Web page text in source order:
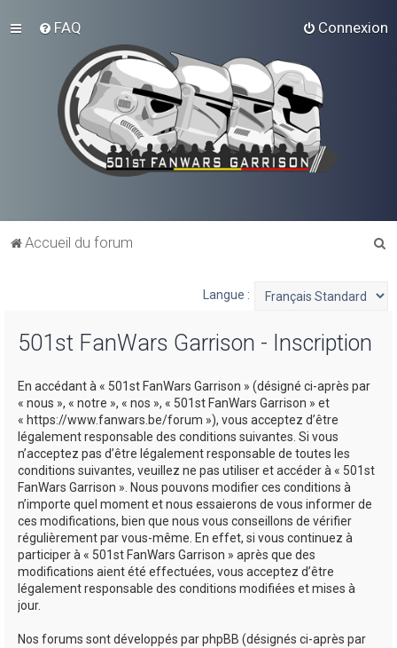
FAQ Connexion
Accueil du forum
Langue :
501st FanWars Garrison - Inscription
En accédant à « 501st FanWars Garrison » (désigné ci-après par
« nous », « notre », « nos », « 501st FanWars Garrison » et
« https://www.fanwars.be/forum »), vous acceptez d’être
légalement responsable des conditions suivantes. Si vous
n’acceptez pas d’être légalement responsable de toutes les
conditions suivantes, veuillez ne pas utiliser et accéder à « 501st
FanWars Garrison ». Nous pouvons modifier ces conditions à
n’importe quel moment et nous essaierons de vous informer de
ces modifications, bien que nous vous conseillons de vérifier
régulièrement par vous-même. En effet, si vous continuez à
participer à « 501st FanWars Garrison » après que des
modifications aient été effectuées, vous acceptez d’être
légalement responsable des conditions modifiées et mises à
jour.
Nos forums sont développés par phpBB (désignés ci-après par